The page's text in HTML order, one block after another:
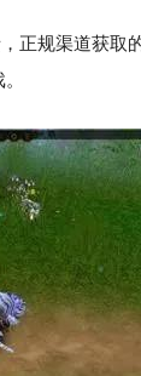
正规渠道获